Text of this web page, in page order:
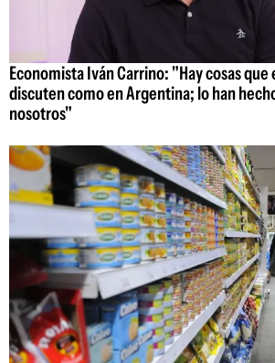
Economista Iván Carrino: "Hay cosas que
discuten como en Argentina; lo han
nosotros"